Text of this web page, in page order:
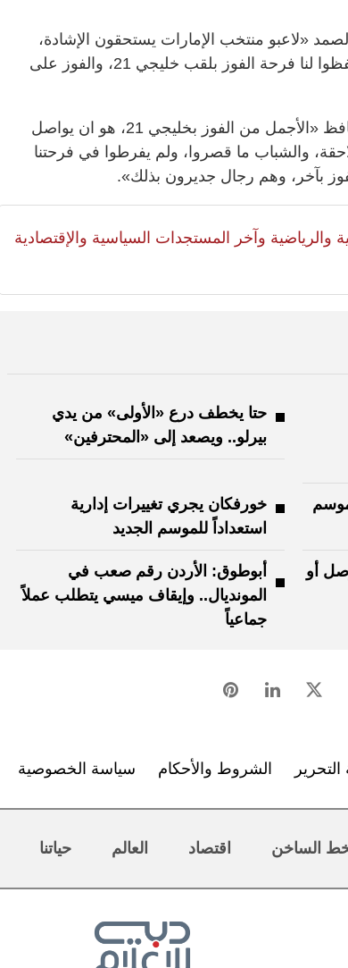
«لاعبو منتخب الإمارات يستحقون الإشادة،
لأنهم كانوا متميزين في الملعب، وحفظوا لنا فرحة الفوز بلقب خليجي ‬21، والفوز على
وقال المشجع المصري احمد عبدالحافظ «الأجمل من الفوز بخليجي ‬21، هو ان يواصل
والشباب ما قصروا، ولم يفرطوا في فرحتنا
بآخر، وهم رجال جديرون بذلك».
والرياضية وآخر المستجدات السياسية والإقتصادية
حتا يخطف درع «الأولى» من يدي
بيرلو.. ويصعد إلى «المحترفين»
خورفكان يجري تغييرات إدارية
استعداداً للموسم الجديد
أو
أبوطوق: الأردن رقم صعب في
المونديال.. وإيقاف ميسي يتطلب عملاً
جماعياً
الشروط والأحكام سياسة الخصوصية
الساخن اقتصاد العالم حياتنا